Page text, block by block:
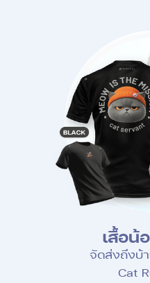
เสื้อน้
จัดส่งถึงบ้
Cat